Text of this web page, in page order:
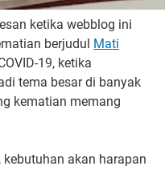
ketika webblog ini
berjudul Mati
19, ketika
tema besar di banyak
kematian memang
akan harapan